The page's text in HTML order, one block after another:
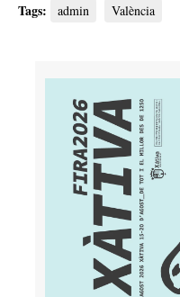
Tags: admin València